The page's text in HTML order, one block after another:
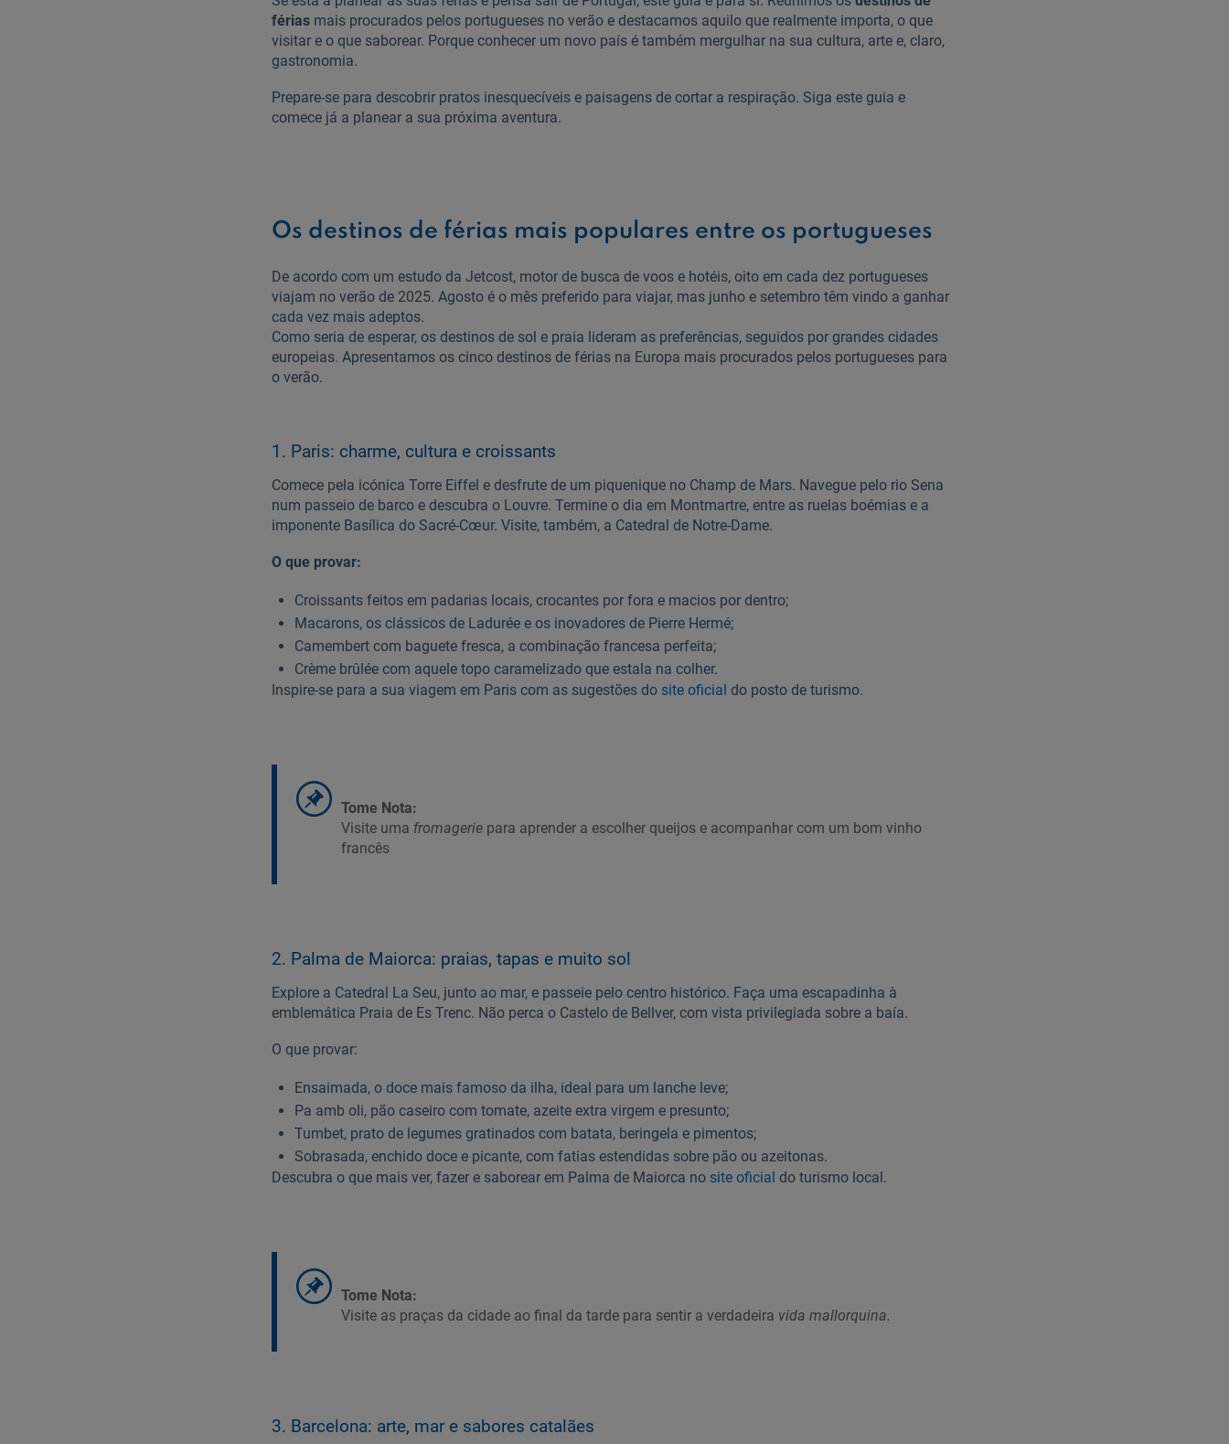
férias mais procurados pelos portugueses no verão e destacamos aquilo que realmente importa, o que
visitar e o que saborear. Porque conhecer um novo país é também mergulhar na sua cultura, arte e, claro,
gastronomia.
Prepare-se para descobrir pratos inesquecíveis e paisagens de cortar a respiração. Siga este guia e
comece já a planear a sua próxima aventura.
Os destinos de férias mais populares entre os portugueses
De acordo com um estudo da Jetcost, motor de busca de voos e hotéis, oito em cada dez portugueses
viajam no verão de 2025. Agosto é o mês preferido para viajar, mas junho e setembro têm vindo a ganhar
cada vez mais adeptos.
Como seria de esperar, os destinos de sol e praia lideram as preferências, seguidos por grandes cidades
europeias. Apresentamos os cinco destinos de férias na Europa mais procurados pelos portugueses para
o verão.
1. Paris: charme, cultura e croissants
Comece pela icónica Torre Eiffel e desfrute de um piquenique no Champ de Mars. Navegue pelo rio Sena
num passeio de barco e descubra o Louvre. Termine o dia em Montmartre, entre as ruelas boémias e a
imponente Basílica do Sacré-Cœur. Visite, também, a Catedral de Notre-Dame.
O que provar:
Croissants feitos em padarias locais, crocantes por fora e macios por dentro;
Macarons, os clássicos de Ladurée e os inovadores de Pierre Hermé;
Camembert com baguete fresca, a combinação francesa perfeita;
Crème brûlée com aquele topo caramelizado que estala na colher.
Inspire-se para a sua viagem em Paris com as sugestões do site oficial do posto de turismo.
Tome Nota:
Visite uma fromagerie para aprender a escolher queijos e acompanhar com um bom vinho
francês
2. Palma de Maiorca: praias, tapas e muito sol
Explore a Catedral La Seu, junto ao mar, e passeie pelo centro histórico. Faça uma escapadinha à
emblemática Praia de Es Trenc. Não perca o Castelo de Bellver, com vista privilegiada sobre a baía.
O que provar:
Ensaimada, o doce mais famoso da ilha, ideal para um lanche leve;
Pa amb oli, pão caseiro com tomate, azeite extra virgem e presunto;
Tumbet, prato de legumes gratinados com batata, beringela e pimentos;
Sobrasada, enchido doce e picante, com fatias estendidas sobre pão ou azeitonas.
Descubra o que mais ver, fazer e saborear em Palma de Maiorca no site oficial do turismo local.
Tome Nota:
Visite as praças da cidade ao final da tarde para sentir a verdadeira vida mallorquina.
3. Barcelona: arte, mar e sabores catalães